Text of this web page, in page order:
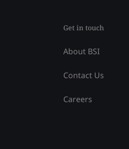
Get in touch
About BSI
Contact Us
Careers